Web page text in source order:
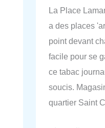
La Place
a des places
point devant
facile pour se
ce tabac
soucis.
quartier Saint